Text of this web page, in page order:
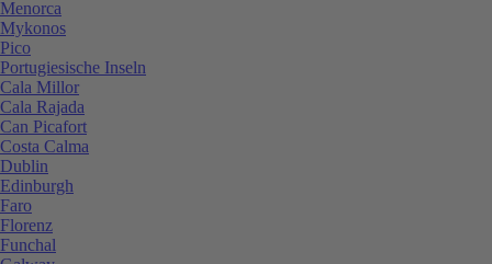
Menorca
Mykonos
Pico
Portugiesische Inseln
Cala Millor
Cala Rajada
Can Picafort
Costa Calma
Dublin
Edinburgh
Faro
Florenz
Funchal